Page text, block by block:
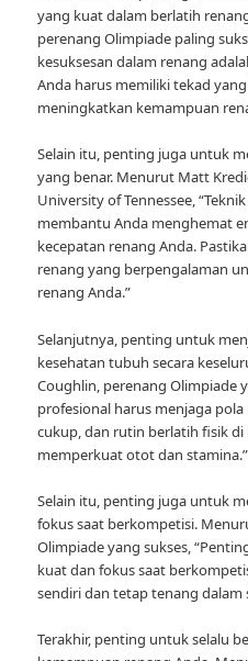
yang kuat dalam berlatih
perenang Olimpiade paling
kesuksesan dalam renang
Anda harus memiliki tekad
meningkatkan kemampuan
Selain itu, penting juga untuk
yang benar. Menurut Matt
University of Tennessee,
membantu Anda menghemat
kecepatan renang Anda.
renang yang berpengalaman
renang Anda.”
Selanjutnya, penting untuk
kesehatan tubuh secara
Coughlin, perenang Olimpiade
profesional harus menjaga
cukup, dan rutin berlatih fisik
memperkuat otot dan stamina.”
Selain itu, penting juga untuk
fokus saat berkompetisi.
Olimpiade yang sukses,
kuat dan fokus saat
sendiri dan tetap tenang dalam
Terakhir, penting untuk selalu